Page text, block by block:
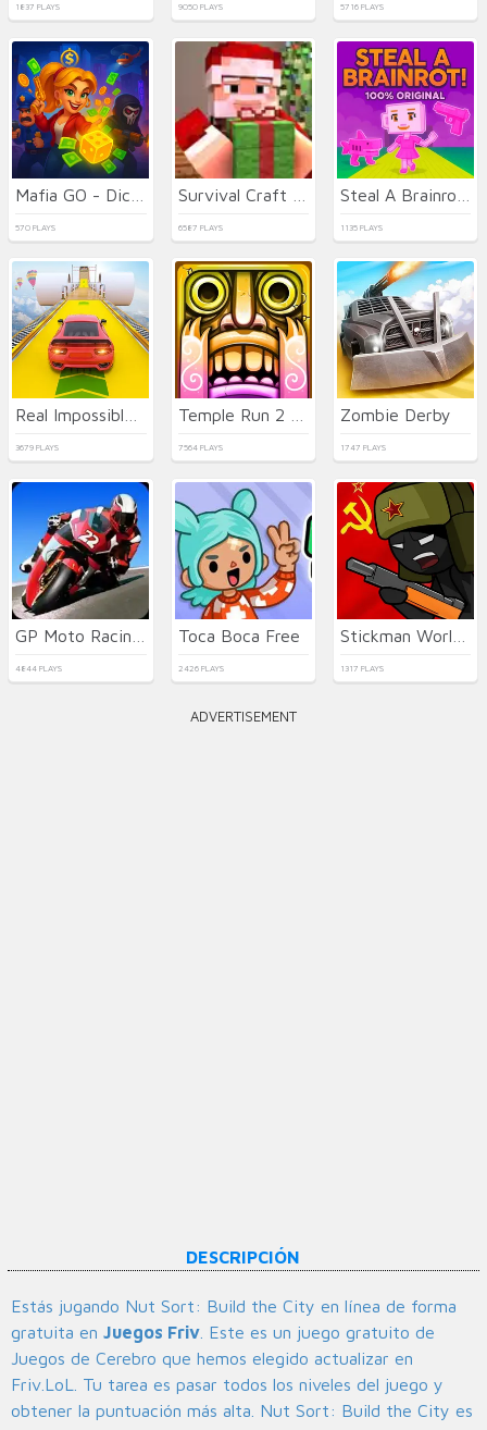
1837 PLAYS 9050 PLAYS 5716 PLAYS
570 PLAYS 6587 PLAYS 1135 PLAYS
3679 PLAYS 7564 PLAYS
Zombie Derby
1747 PLAYS
4844 PLAYS
Toca Boca Free
2426 PLAYS 1317 PLAYS
ADVERTISEMENT
DESCRIPCIÓN
Estás jugando Nut Sort: Build the City en línea de forma
gratuita en Juegos Friv . Este es un juego gratuito de
Juegos de Cerebro que hemos elegido actualizar en
Friv.LoL. Tu tarea es pasar todos los niveles del juego y
obtener la puntuación más alta. Nut Sort: Build the City es